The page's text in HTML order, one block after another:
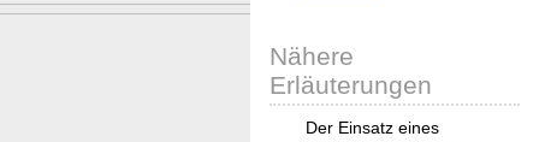
Nähere
Erläuterungen
Der Einsatz eines